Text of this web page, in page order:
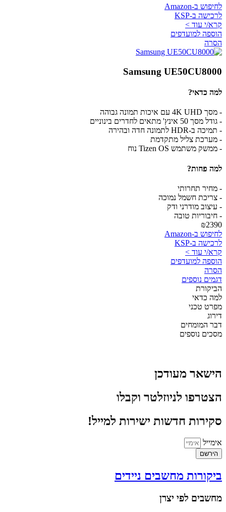
לחיפוש ב-Amazon
לרכישה ב-KSP
קרא/י עוד >
הוספה למועדפים
הסרה
Samsung UE50CU8000
למה כדאי?
- מסך 4K UHD עם איכות תמונה גבוהה
- גודל מסך 50 אינץ' מתאים לחדרים בינוניים
- תמיכה ב-HDR לתמונה חדה ובהירה
- מערכת צליל מתקדמת
- ממשק משתמש Tizen OS נוח
למה פחות?
- מחיר תחרותי
- צריכת חשמל נמוכה
- עיצוב מודרני ודק
- חיבוריות טובה
₪2390
לחיפוש ב-Amazon
לרכישה ב-KSP
קרא/י עוד >
הוספה למועדפים
הסרה
דגמים נוספים
הביקורת
למה כדאי
מפרט טכני
דירוג
דבר המומחים
מסכים נוספים
הישאר מעודכן
הצטרפו לניוזלטר וקבלו
סקירות חדשות ישירות למייל!
אימייל
הירשם
ביקורות מחשבים ניידים
מחשבים לפי יצרן